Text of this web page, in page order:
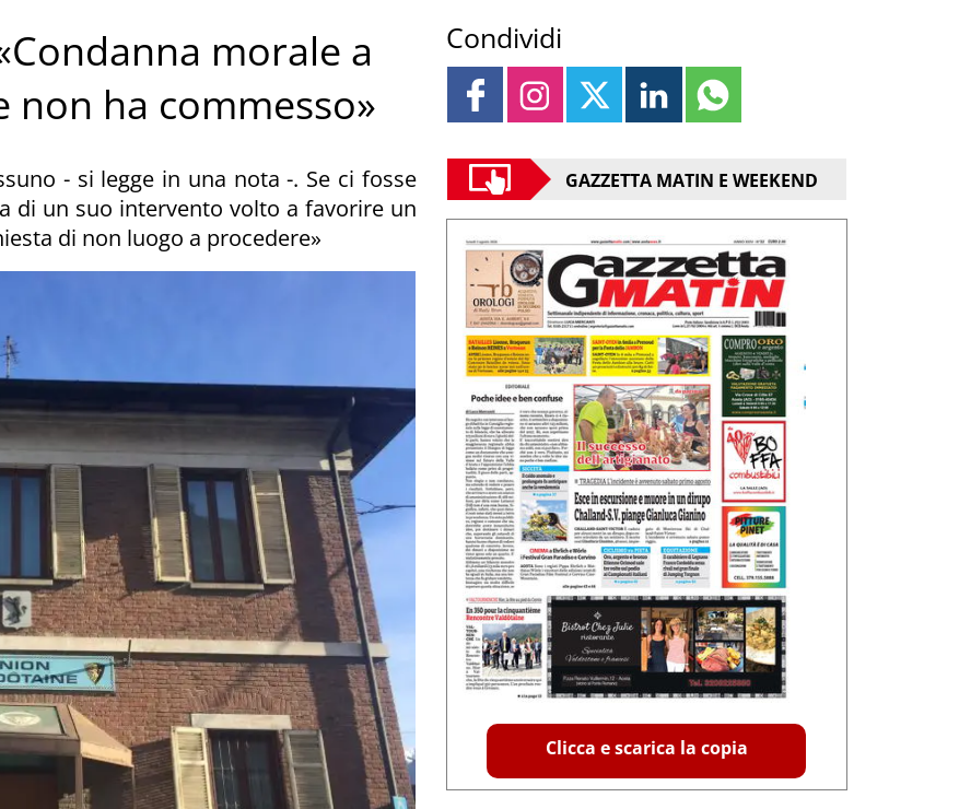
morale a
non ha commesso»
- si legge in una nota -. Se ci fosse
di un suo intervento volto a favorire un
di non luogo a procedere»
Condividi
GAZZETTA MATIN E WEEKEND
Clicca e scarica la copia